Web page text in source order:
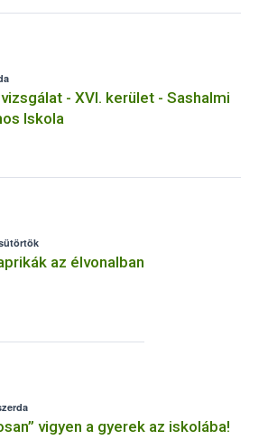
- XVI. kerület - Sashalmi
Iskola
az élvonalban
vigyen a gyerek az iskolába!